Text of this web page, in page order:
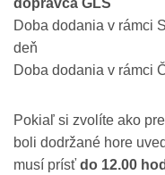
dopravca GLS
Doba dodania v rámci
deň
Doba dodania v rámci
Pokiaľ si zvolíte ako
boli dodržané hore
musí prísť do 12.00